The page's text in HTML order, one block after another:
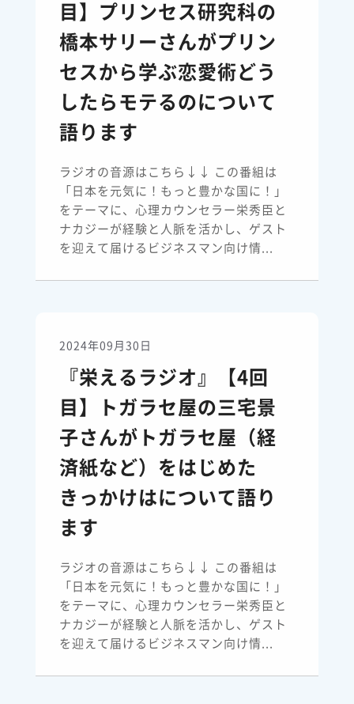
目】プリンセス研究科の
橋本サリーさんがプリン
セスから学ぶ恋愛術どう
したらモテるのについて
語ります
ラジオの音源はこちら↓↓ この番組は
「日本を元気に！もっと豊かな国に！」
をテーマに、心理カウンセラー栄秀臣と
ナカジーが経験と人脈を活かし、ゲスト
を迎えて届けるビジネスマン向け情...
2024年09月30日
『栄えるラジオ』【4回
目】トガラセ屋の三宅景
子さんがトガラセ屋（経
済紙など）をはじめた
きっかけはについて語り
ます
ラジオの音源はこちら↓↓ この番組は
「日本を元気に！もっと豊かな国に！」
をテーマに、心理カウンセラー栄秀臣と
ナカジーが経験と人脈を活かし、ゲスト
を迎えて届けるビジネスマン向け情...